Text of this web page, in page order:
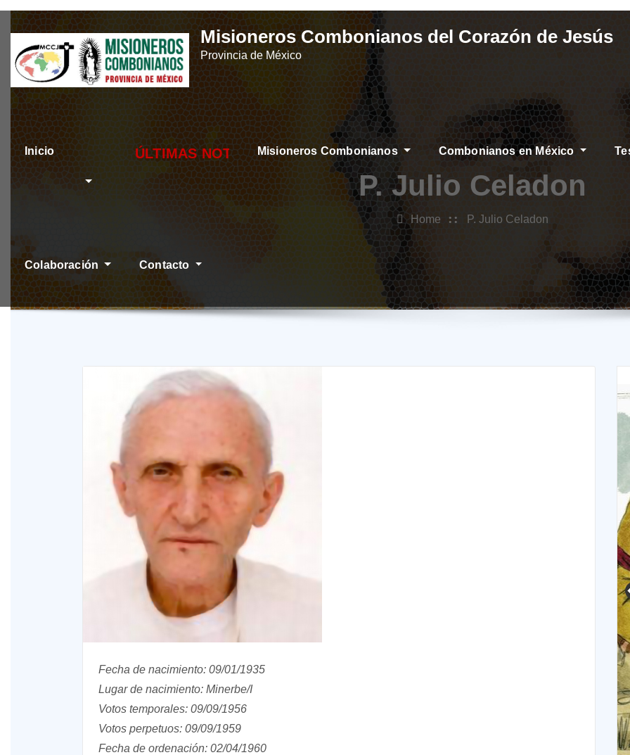
Skip
content
Misioneros Combonianos del Corazón de Jesús
Provincia de México
Inicio ÚLTIMAS NOTICIAS Misioneros Combonianos Combonianos en México
Colaboración Contacto
P. Julio Celadon
Home P. Julio Celadon
Fecha de nacimiento: 09/01/1935
Lugar de nacimiento: Minerbe/I
Votos temporales: 09/09/1956
Votos perpetuos: 09/09/1959
Fecha de ordenación: 02/04/1960